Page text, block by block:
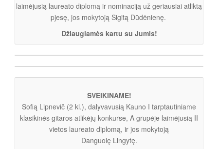
laimėjusią laureato diplomą ir nominaciją už geriausiai atliktą
pjesę, jos mokytoją Sigitą Dūdėnienę.
Džiaugiamės kartu su Jumis!
SVEIKINAME!
Sofią Lipnevič (2 kl.), dalyvavusią Kauno I tarptautiniame
klasikinės gitaros atlikėjų konkurse, A grupėje laimėjusią II
vietos laureato diplomą, ir jos mokytoją
Danguolę Lingytę.